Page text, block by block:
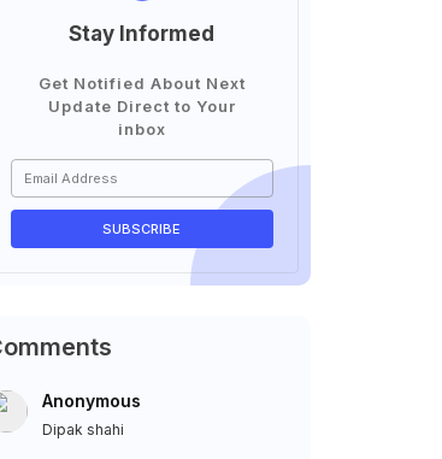
Stay Informed
Get Notified About Next
Update Direct to Your
inbox
Anonymous
Dipak shahi